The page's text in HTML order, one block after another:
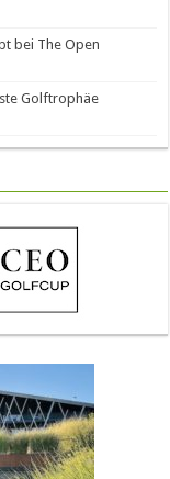
bei The Open
Golftrophäe